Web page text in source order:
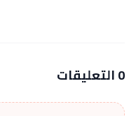
0 التعليقات